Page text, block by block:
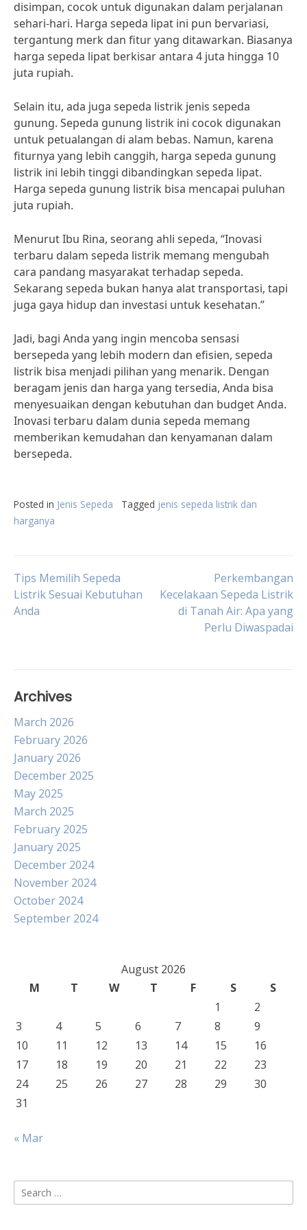
disimpan, cocok untuk digunakan dalam perjalanan
sehari-hari. Harga sepeda lipat ini pun bervariasi,
tergantung merk dan fitur yang ditawarkan. Biasanya
harga sepeda lipat berkisar antara 4 juta hingga 10
juta rupiah.
Selain itu, ada juga sepeda listrik jenis sepeda
gunung. Sepeda gunung listrik ini cocok digunakan
untuk petualangan di alam bebas. Namun, karena
fiturnya yang lebih canggih, harga sepeda gunung
listrik ini lebih tinggi dibandingkan sepeda lipat.
Harga sepeda gunung listrik bisa mencapai puluhan
juta rupiah.
Menurut Ibu Rina, seorang ahli sepeda, “Inovasi
terbaru dalam sepeda listrik memang mengubah
cara pandang masyarakat terhadap sepeda.
Sekarang sepeda bukan hanya alat transportasi, tapi
juga gaya hidup dan investasi untuk kesehatan.”
Jadi, bagi Anda yang ingin mencoba sensasi
bersepeda yang lebih modern dan efisien, sepeda
listrik bisa menjadi pilihan yang menarik. Dengan
beragam jenis dan harga yang tersedia, Anda bisa
menyesuaikan dengan kebutuhan dan budget Anda.
Inovasi terbaru dalam dunia sepeda memang
memberikan kemudahan dan kenyamanan dalam
bersepeda.
Posted in Jenis Sepeda Tagged jenis sepeda listrik dan
harganya
Post
navigation
Tips Memilih Sepeda
Listrik Sesuai Kebutuhan
Anda
Perkembangan
Kecelakaan Sepeda Listrik
di Tanah Air: Apa yang
Perlu Diwaspadai
Archives
March 2026
February 2026
January 2026
December 2025
May 2025
March 2025
February 2025
January 2025
December 2024
November 2024
October 2024
September 2024
August 2026
M
T W T F S
S
1
2
3
4 5 6 7 8
9
10
11 12 13 14 15
16
17
18 19 20 21 22
23
24
25 26 27 28 29
30
31
« Mar
Search
for: